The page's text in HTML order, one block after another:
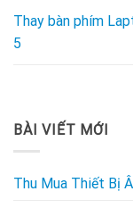
Thay bàn phím
5
BÀI VIẾT MỚI
Thu Mua Thiết Bị